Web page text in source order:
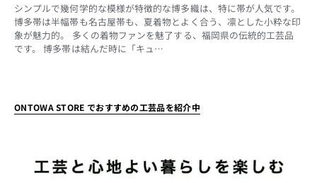
シンプルで幾何学的な模様が特徴的な博多織は、特に帯が人気です。
博多帯は半幅帯も名古屋帯も、夏着物とよく合う、凛とした小粋な印
象が魅力的。 多くの着物ファンを魅了する、福岡県の伝統的工芸品
です。 博多帯は結んだ時に「キュ…
ONTOWA STORE でおすすめの工芸品を紹介中